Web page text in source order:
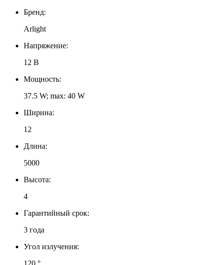
Бренд:
Arlight
Напряжение:
12 В
Мощность:
37.5 W; max: 40 W
Ширина:
12
Длина:
5000
Высота:
4
Гарантийный срок:
3 года
Угол излучения:
120 °